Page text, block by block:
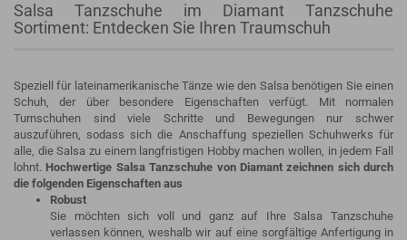
Salsa Tanzschuhe im Diamant Tanzschuhe
Sortiment: Entdecken Sie Ihren Traumschuh
Speziell für lateinamerikanische Tänze wie den Salsa benötigen Sie einen
Schuh, der über besondere Eigenschaften verfügt. Mit normalen
Turnschuhen sind viele Schritte und Bewegungen nur schwer
auszuführen, sodass sich die Anschaffung speziellen Schuhwerks für
alle, die Salsa zu einem langfristigen Hobby machen wollen, in jedem Fall
lohnt. Hochwertige Salsa Tanzschuhe von Diamant zeichnen sich durch
die folgenden Eigenschaften aus
Robust
Sie möchten sich voll und ganz auf Ihre Salsa Tanzschuhe
verlassen können, weshalb wir auf eine sorgfältige Anfertigung in